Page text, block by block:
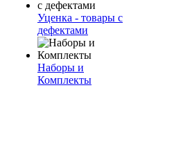
Уценка - товары с
дефектами
Наборы и
Комплекты